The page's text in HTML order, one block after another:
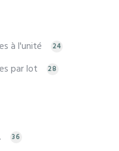
à l'unité 24
par lot 28
36